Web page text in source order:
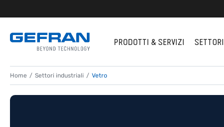
PRODOTTI & SERVIZI SETTORI
Home Settori industriali Vetro